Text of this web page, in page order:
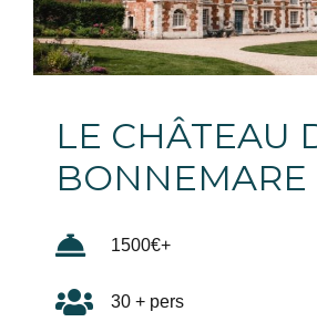
LE CHÂTEAU
BONNEMARE
1500€+
30 + pers